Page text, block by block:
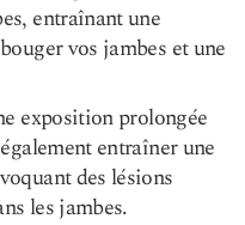
entraînant une
vos jambes et une
exposition prolongée
entraîner une
des lésions
les jambes.